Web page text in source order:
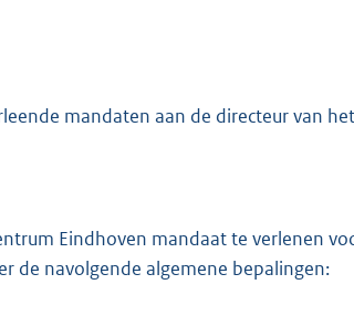
mandaten aan de directeur van
Eindhoven mandaat te verlenen
de navolgende algemene bepalingen: